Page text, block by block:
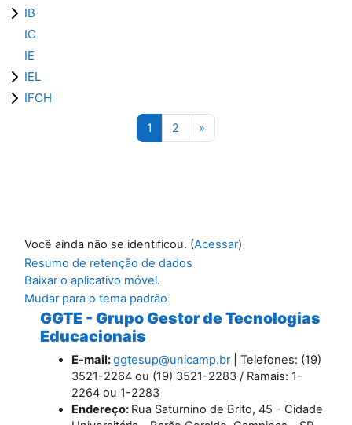
IB
IC
IE
IEL
IFCH
1 Página 1
2 Página 2
»
Você ainda não se identificou. (Acessar)
Resumo de retenção de dados
Baixar o aplicativo móvel.
Mudar para o tema padrão
GGTE - Grupo Gestor de Tecnologias
Educacionais
E-mail:ggtesup@unicamp.br| Telefones: (19)
3521-2264 ou (19) 3521-2283 / Ramais: 1-
2264 ou 1-2283
Endereço: Rua Saturnino de Brito, 45 - Cidade